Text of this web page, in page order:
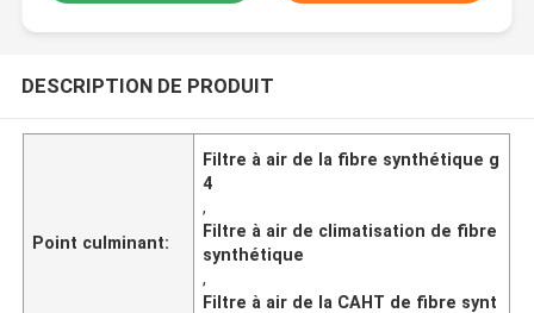
DESCRIPTION DE PRODUIT
Point culminant:
Filtre à air de la fibre synthétique g
4
,
Filtre à air de climatisation de fibre
synthétique
,
Filtre à air de la CAHT de fibre synt